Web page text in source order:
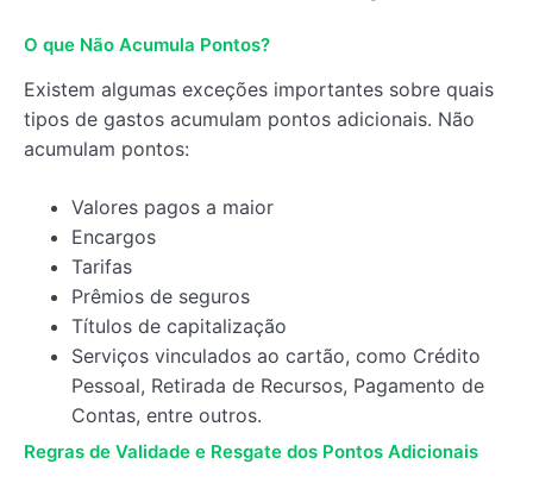
O que Não Acumula Pontos?
Existem algumas exceções importantes sobre quais
tipos de gastos acumulam pontos adicionais. Não
acumulam pontos:
Valores pagos a maior
Encargos
Tarifas
Prêmios de seguros
Títulos de capitalização
Serviços vinculados ao cartão, como Crédito
Pessoal, Retirada de Recursos, Pagamento de
Contas, entre outros.
Regras de Validade e Resgate dos Pontos Adicionais